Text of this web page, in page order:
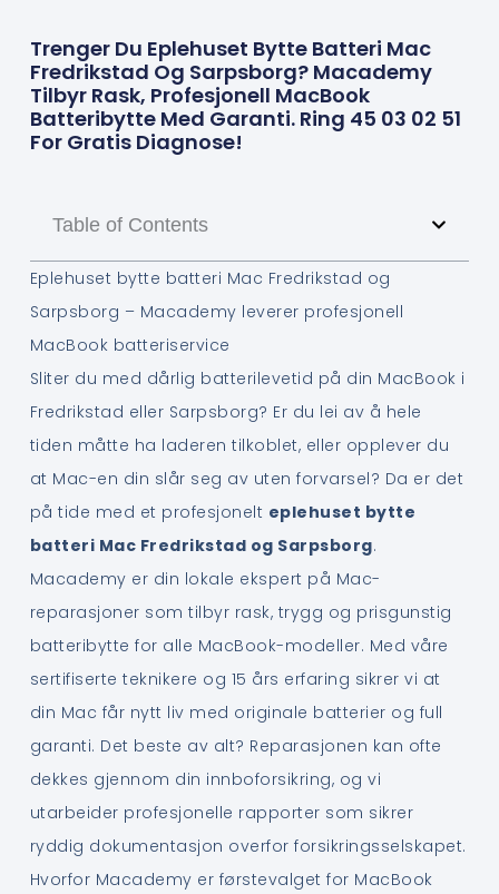
Trenger Du Eplehuset Bytte Batteri Mac
Fredrikstad Og Sarpsborg? Macademy
Tilbyr Rask, Profesjonell MacBook
Batteribytte Med Garanti. Ring 45 03 02 51
For Gratis Diagnose!
Table of Contents
Eplehuset bytte batteri Mac Fredrikstad og
Sarpsborg – Macademy leverer profesjonell
MacBook batteriservice
Sliter du med dårlig batterilevetid på din MacBook i
Fredrikstad eller Sarpsborg? Er du lei av å hele
tiden måtte ha laderen tilkoblet, eller opplever du
at Mac-en din slår seg av uten forvarsel? Da er det
på tide med et profesjonelt eplehuset bytte
batteri Mac Fredrikstad og Sarpsborg.
Macademy er din lokale ekspert på Mac-
reparasjoner som tilbyr rask, trygg og prisgunstig
batteribytte for alle MacBook-modeller. Med våre
sertifiserte teknikere og 15 års erfaring sikrer vi at
din Mac får nytt liv med originale batterier og full
garanti. Det beste av alt? Reparasjonen kan ofte
dekkes gjennom din innboforsikring, og vi
utarbeider profesjonelle rapporter som sikrer
ryddig dokumentasjon overfor forsikringsselskapet.
Hvorfor Macademy er førstevalget for MacBook